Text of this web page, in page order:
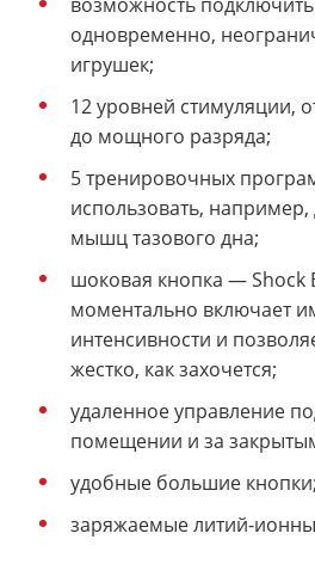
одновременно,
игрушек;
12 уровней стимуляции,
до мощного разряда;
5 тренировочных
использовать,
мышц тазового дна;
шоковая кнопка — Shock
моментально включает
интенсивности и
жестко, как захочется;
удаленное управление
помещении и за
удобные большие кнопки;
заряжаемые литий-